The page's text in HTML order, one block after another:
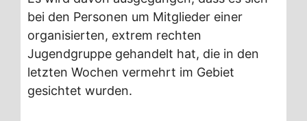
bei den Personen um Mitglieder einer
organisierten, extrem rechten
Jugendgruppe gehandelt hat, die in den
letzten Wochen vermehrt im Gebiet
gesichtet wurden.